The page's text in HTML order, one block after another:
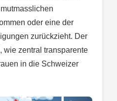
oder eine der
zurückzieht. Der
wie zentral transparente
in die Schweizer